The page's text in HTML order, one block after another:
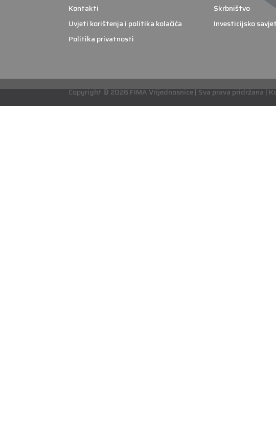
Kontakti
Uvjeti korištenja i politika kolačića
Politika privatnosti
Skrbništvo
Investicijsko
Copyright © 2026 FIMA Vrijednosnice | Sva prava pridržana |